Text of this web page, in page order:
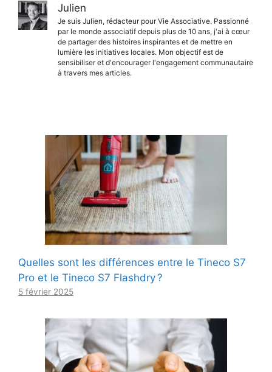
Julien
Je suis Julien, rédacteur pour Vie Associative. Passionné
par le monde associatif depuis plus de 10 ans, j'ai à cœur
de partager des histoires inspirantes et de mettre en
lumière les initiatives locales. Mon objectif est de
sensibiliser et d'encourager l'engagement communautaire
à travers mes articles.
Quelles sont les différences entre le Tineco S7
Pro et le Tineco S7 Flashdry ?
5 février 2025